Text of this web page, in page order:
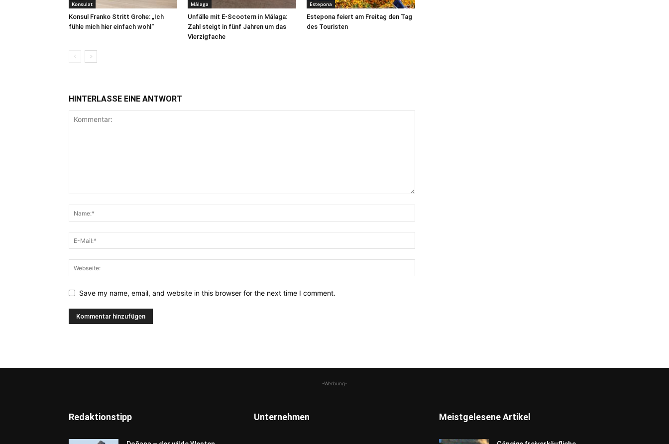
Konsulat
Konsul Franko Stritt Grohe: „Ich
fühle mich hier einfach wohl“
Málaga
Unfälle mit E-Scootern in Málaga:
Zahl steigt in fünf Jahren um das
Vierzigfache
Estepona
Estepona feiert am Freitag den Tag
des Touristen
HINTERLASSE EINE ANTWORT
Save my name, email, and website in this browser for the next time I comment.
-Werbung-
Redaktionstipp Unternehmen Meistgelesene Artikel